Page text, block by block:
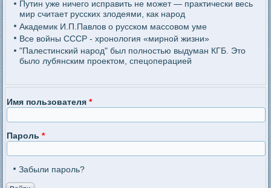
Путин уже ничего исправить не может — практически весь
мир считает русских злодеями, как народ
Академик И.П.Павлов о русском массовом уме
Все войны СССР - хронология «мирной жизни»
"Палестинский народ" был полностью выдуман КГБ. Это
было лубянским проектом, спецоперацией
Имя пользователя*
Пароль*
Забыли пароль?